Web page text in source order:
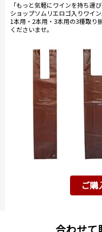
「もっと気軽にワインを持ち運
ショップソムリエロゴ入りワイ
1本用・2本用・3本用の3種取り
くださいませ。
ご購